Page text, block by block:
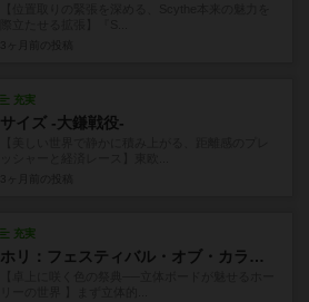
充実
サイズ -大鎌戦役-
充実
ホリ：フェスティバル・オブ・カラーズ